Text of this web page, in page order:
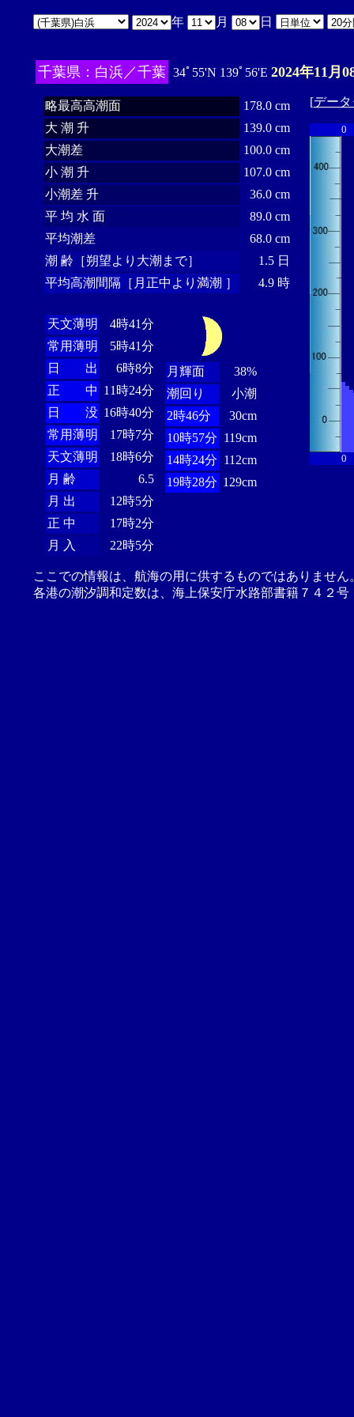
年 月 日
千葉県：白浜／千葉 34ﾟ55'N 139ﾟ56'E 2024年11月
略最高高潮面
178.0 cm
大 潮 升
139.0 cm
大潮差
100.0 cm
小 潮 升
107.0 cm
小潮差 升
36.0 cm
平 均 水 面
89.0 cm
平均潮差
68.0 cm
潮 齢［朔望より大潮まで］
1.5 日
平均高潮間隔［月正中より満潮 ］
4.9 時
天文薄明
4時41分
常用薄明
5時41分
日 出
6時8分
正 中 11時24分
日 没 16時40分
常用薄明
17時7分
天文薄明
18時6分
月 齢
6.5
月 出
12時5分
正 中
17時2分
月 入
22時5分
月輝面
38%
潮回り
小潮
2時46分
30cm
10時57分 119cm
14時24分 112cm
19時28分 129cm
[デー
0
0
ここでの情報は、航海の用に供するものではありませ
各港の潮汐調和定数は、海上保安庁水路部書籍７４２